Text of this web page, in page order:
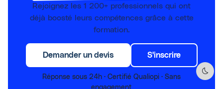
Rejoignez les 1 200+ professionnels qui ont
déjà boosté leurs compétences grâce à cette
formation.
Demander un devis S'inscrire
Réponse sous 24h · Certifié Qualiopi · Sans
engagement
Dark